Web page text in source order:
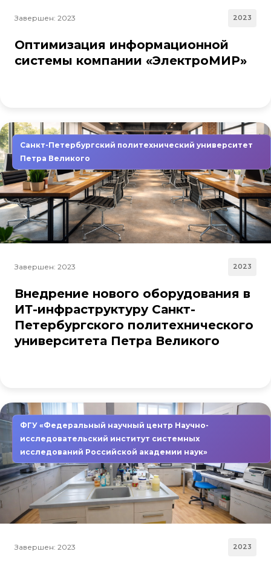
Завершен: 2023 2023
Оптимизация информационной
системы компании «ЭлектроМИР»
Санкт-Петербургский политехнический университет
Петра Великого
Завершен: 2023 2023
Внедрение нового оборудования в
ИТ-инфраструктуру Санкт-
Петербургского политехнического
университета Петра Великого
ФГУ «Федеральный научный центр Научно-
исследовательский институт системных
исследований Российской академии наук»
Завершен: 2023 2023